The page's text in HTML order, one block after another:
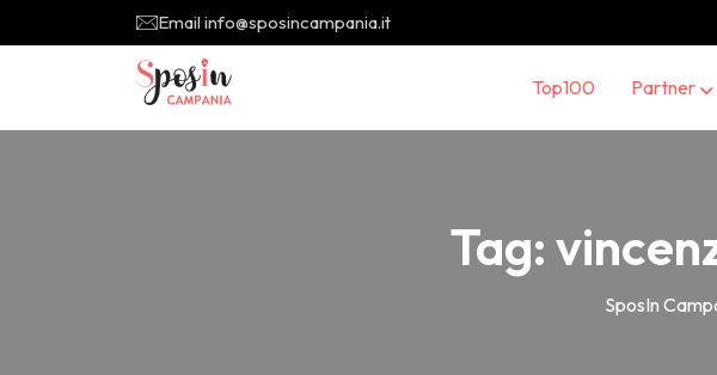
Email info@sposincampania.it
Top100 Partner
Tag:
SposIn